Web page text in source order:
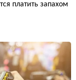
платить запахом